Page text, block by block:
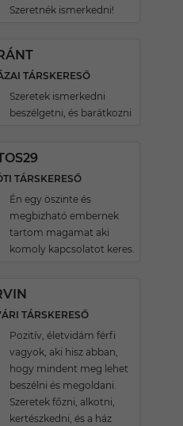
Szeretnék ismerkedni!
TÁRSKERESŐ
Szeretek ismerkedni
beszélgetni, és barátkozni
TÁRSKERESŐ
Én egy öszinte és
megbizható embernek
tartom magamat aki
komoly kapcsolatot keres.
TÁRSKERESŐ
Pozitív, életvidám férfi
vagyok, aki hisz abban,
hogy mindent meg lehet
beszélni és megoldani.
Szeretek főzni, alkotni,
kertészkedni, és a ház